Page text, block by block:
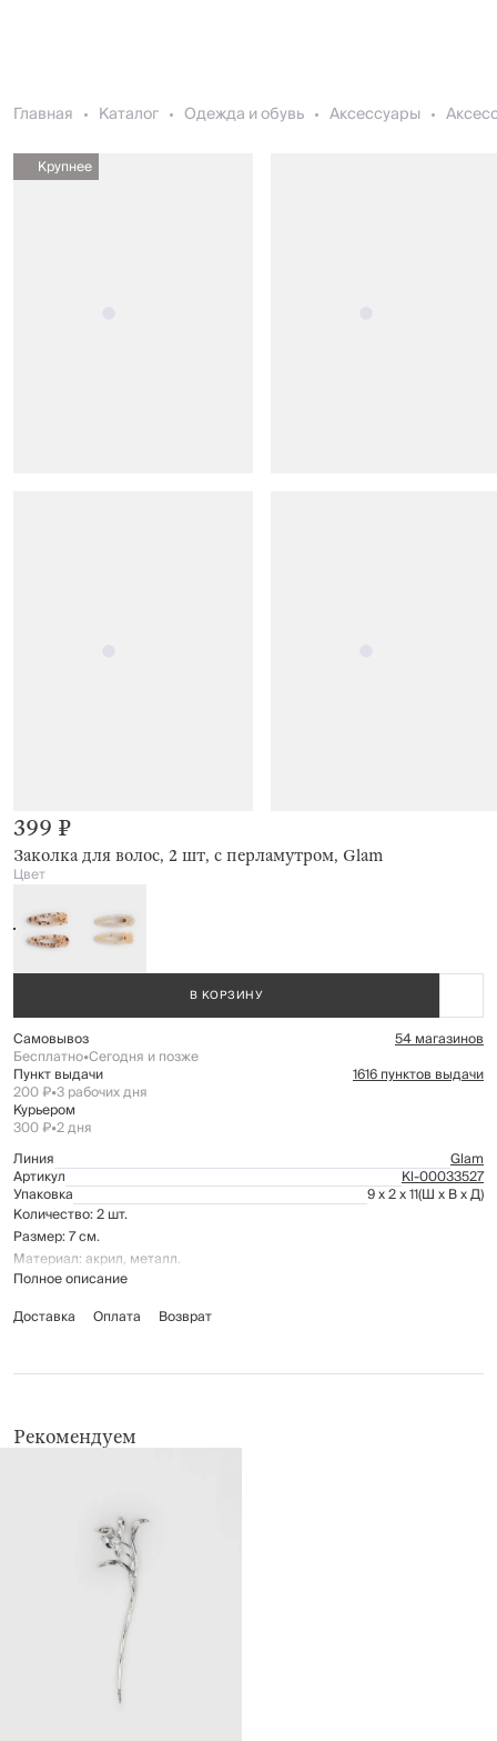
Главная Каталог Одежда и обувь Аксессуары
Крупнее
Заколка для волос, 2 шт, с перламутром, Glam
399 ₽
Цвет
В КОРЗИНУ
Самовывоз 54 магазинов
Бесплатно•Сегодня и позже
Пункт выдачи 1616 пунктов выдачи
200 ₽•3 рабочих дня
Курьером
300 ₽•2 дня
Линия
Glam
Артикул Kl-00033527
Упаковка 9 x 2 x 11(Ш x В x Д)
Количество: 2 шт.
Размер: 7 см.
Материал: акрил, металл.
Полное описание
Доставка
Оплата Возврат
Рекомендуем